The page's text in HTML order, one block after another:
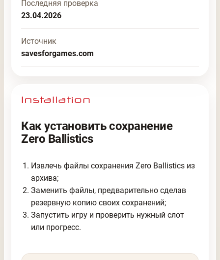
Последняя проверка
23.04.2026
Источник
savesforgames.com
Как установить сохранение
Zero Ballistics
Извлечь файлы сохранения Zero Ballistics из
архива;
Заменить файлы, предварительно сделав
резервную копию своих сохранений;
Запустить игру и проверить нужный слот
или прогресс.